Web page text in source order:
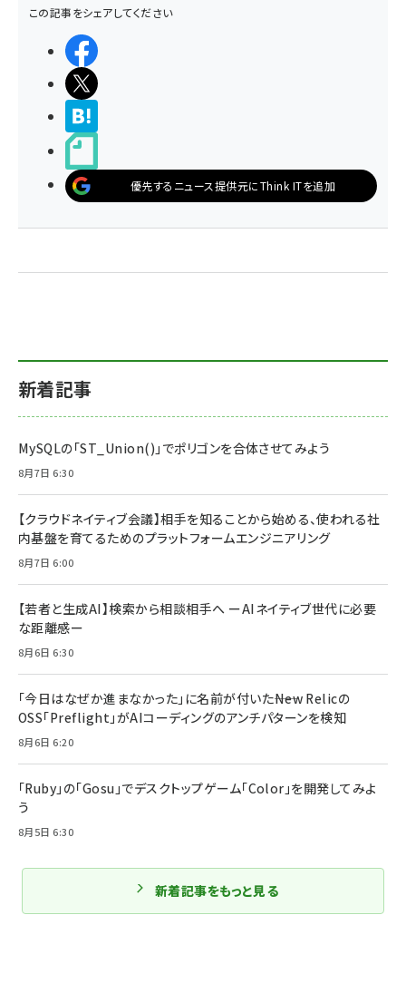
この記事をシェアしてください
優先するニュース提供元にThink ITを追加
新着記事
MySQLの「ST_Union()」でポリゴンを合体させてみよう
8月7日 6:30
【クラウドネイティブ会議】相手を知ることから始める、使われる社
内基盤を育てるためのプラットフォームエンジニアリング
8月7日 6:00
【若者と生成AI】検索から相談相手へ ーAIネイティブ世代に必要
な距離感ー
8月6日 6:30
「今日はなぜか進まなかった」に名前が付いた――New Relicの
OSS「Preflight」がAIコーディングのアンチパターンを検知
8月6日 6:20
「Ruby」の「Gosu」でデスクトップゲーム「Color」を開発してみよ
う
8月5日 6:30
新着記事をもっと見る